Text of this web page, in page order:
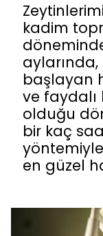
kadim
aylarında,
başlayan
ve faydalı
olduğu
bir kaç
yöntemiyle
en güzel